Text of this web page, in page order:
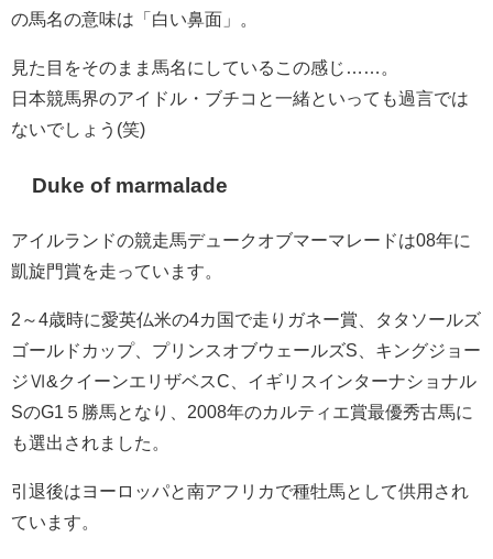
の馬名の意味は「白い鼻面」。
見た目をそのまま馬名にしているこの感じ……。
日本競馬界のアイドル・ブチコと一緒といっても過言では
ないでしょう(笑)
Duke of marmalade
アイルランドの競走馬デュークオブマーマレードは08年に
凱旋門賞を走っています。
2～4歳時に愛英仏米の4カ国で走りガネー賞、タタソールズ
ゴールドカップ、プリンスオブウェールズS、キングジョー
ジⅥ&クイーンエリザベスC、イギリスインターナショナル
SのG1５勝馬となり、2008年のカルティエ賞最優秀古馬に
も選出されました。
引退後はヨーロッパと南アフリカで種牡馬として供用され
ています。